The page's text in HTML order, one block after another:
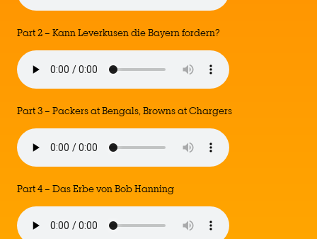
Part 2 – Kann Leverkusen die Bayern fordern?
Part 3 – Packers at Bengals, Browns at Chargers
Part 4 – Das Erbe von Bob Hanning